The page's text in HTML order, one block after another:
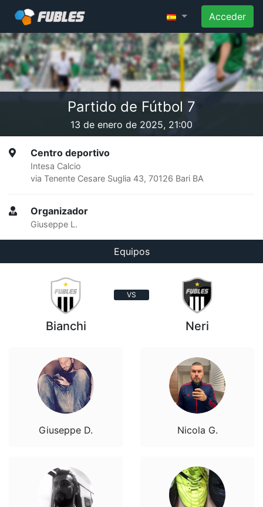
Acceder
Partido de Fútbol 7
13 de enero de 2025, 21:00
Centro deportivo
Intesa Calcio
via Tenente Cesare Suglia 43, 70126 Bari BA
Organizador
Giuseppe L.
Equipos
VS
Bianchi
Giuseppe D.
Neri
Nicola G.